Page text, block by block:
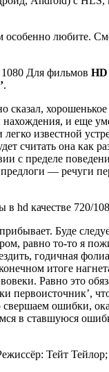
особенно любите.
Для фильмов HD
.
сказал,
и еще
известной
считать она
с пределе
—
hd качестве 720/
Буде
равно то-то я
годичная
итоге
Равно это
первоисточник’,
свершаем ошибки,
в ставшуюся
Тейт